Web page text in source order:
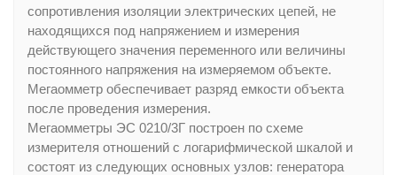
сопротивления изоляции электрических цепей, не
находящихся под напряжением и измерения
действующего значения переменного или величины
постоянного напряжения на измеряемом объекте.
Мегаомметр обеспечивает разряд емкости объекта
после проведения измерения.
Мегаомметры ЭС 0210/3Г построен по схеме
измерителя отношений с логарифмической шкалой и
состоят из следующих основных узлов: генератора